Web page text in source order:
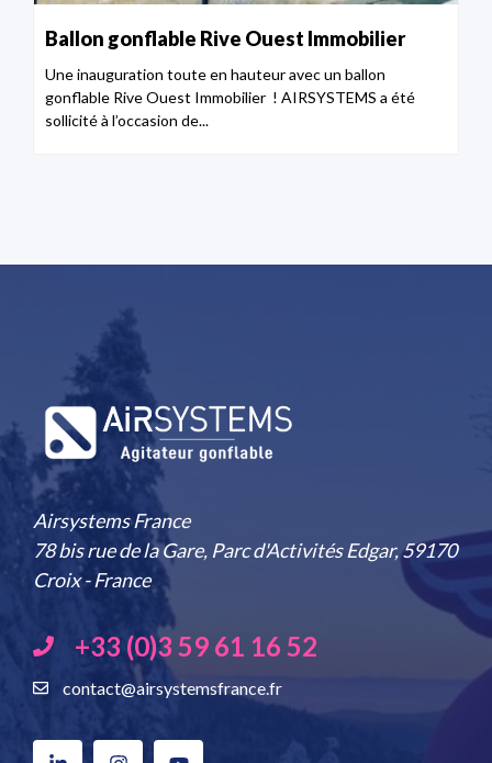
Ballon gonflable Rive Ouest Immobilier
Une inauguration toute en hauteur avec un ballon
gonflable Rive Ouest Immobilier ! AIRSYSTEMS a été
sollicité à l’occasion de...
Airsystems France
78 bis rue de la Gare, Parc d'Activités Edgar, 59170
Croix - France
+33 (0)3 59 61 16 52
contact@airsystemsfrance.fr